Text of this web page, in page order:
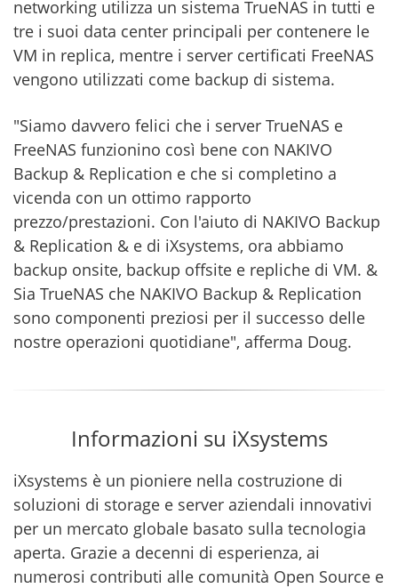
networking utilizza un sistema TrueNAS in tutti e
tre i suoi data center principali per contenere le
VM in replica, mentre i server certificati FreeNAS
vengono utilizzati come backup di sistema.
"Siamo davvero felici che i server TrueNAS e
FreeNAS funzionino così bene con NAKIVO
Backup & Replication e che si completino a
vicenda con un ottimo rapporto
prezzo/prestazioni. Con l'aiuto di NAKIVO Backup
& Replication & e di iXsystems, ora abbiamo
backup onsite, backup offsite e repliche di VM. &
Sia TrueNAS che NAKIVO Backup & Replication
sono componenti preziosi per il successo delle
nostre operazioni quotidiane", afferma Doug.
Informazioni su iXsystems
iXsystems è un pioniere nella costruzione di
soluzioni di storage e server aziendali innovativi
per un mercato globale basato sulla tecnologia
aperta. Grazie a decenni di esperienza, ai
numerosi contributi alle comunità Open Source e